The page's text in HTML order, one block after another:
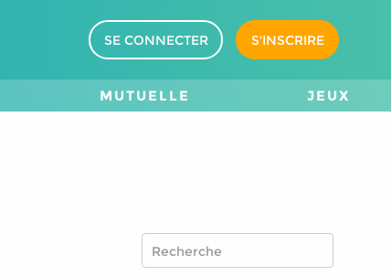
SE CONNECTER S'INSCRIRE
MUTUELLE JEUX